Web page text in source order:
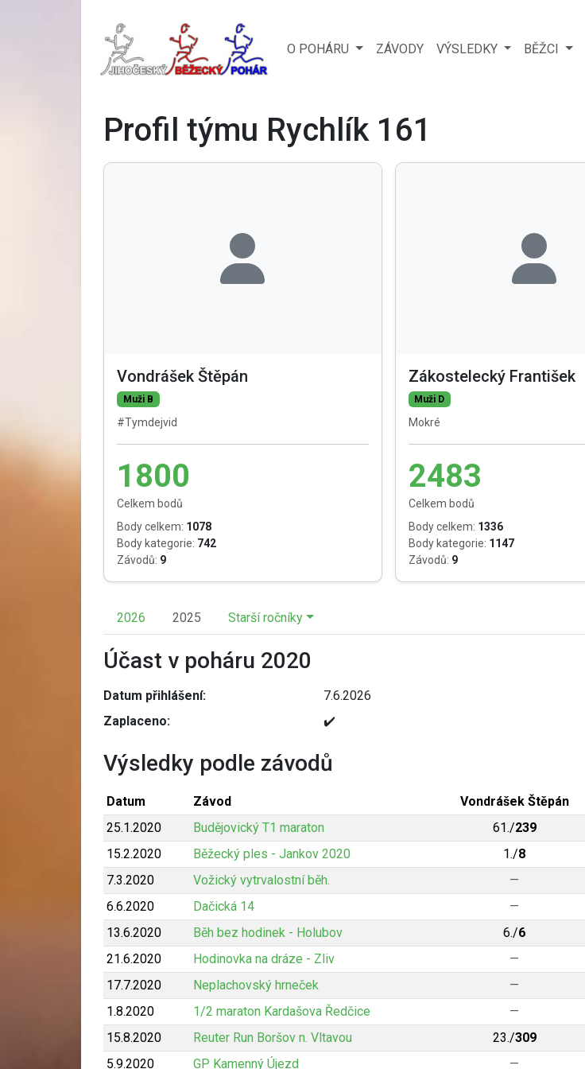
O POHÁRU ZÁVODY VÝSLEDKY BĚŽCI
Profil týmu Rychlík 161
Vondrášek Štěpán
Muži B
#Tymdejvid
1800
Celkem bodů
Body celkem: 1078
Body kategorie: 742
Závodů: 9
Zákostelecký František
Muži D
Mokré
2483
Celkem bodů
Body celkem: 1336
Body kategorie: 1147
Závodů: 9
2026 2025 Starší ročníky
Účast v poháru 2020
Datum přihlášení:
7.6.2026
Zaplaceno:
✔️
Výsledky podle závodů
Datum Závod Vondrášek Štěpán
25.1.2020
Budějovický T1 maraton 61./239
15.2.2020
Běžecký ples - Jankov 2020 1./8
7.3.2020
Vožický vytrvalostní běh. —
6.6.2020
Dačická 14 —
13.6.2020
Běh bez hodinek - Holubov 6./6
21.6.2020
Hodinovka na dráze - Zliv —
17.7.2020
Neplachovský hrneček —
1.8.2020
1/2 maraton Kardašova Ředčice —
15.8.2020
Reuter Run Boršov n. Vltavou 23./309
5.9.2020
GP Kamenný Újezd —